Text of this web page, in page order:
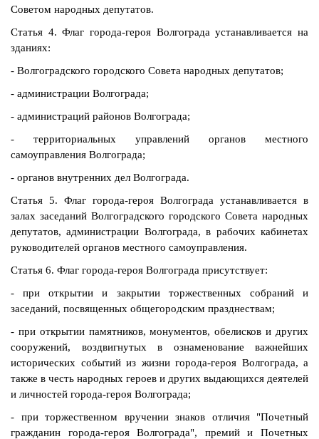
Советом народных депутатов.
Статья 4. Флаг города-героя Волгограда устанавливается на
зданиях:
- Волгоградского городского Совета народных депутатов;
- администрации Волгограда;
- администраций районов Волгограда;
- территориальных управлений органов местного
самоуправления Волгограда;
- органов внутренних дел Волгограда.
Статья 5. Флаг города-героя Волгограда устанавливается в
залах заседаний Волгоградского городского Совета народных
депутатов, администрации Волгограда, в рабочих кабинетах
руководителей органов местного самоуправления.
Статья 6. Флаг города-героя Волгограда присутствует:
- при открытии и закрытии торжественных собраний и
заседаний, посвященных общегородским празднествам;
- при открытии памятников, монументов, обелисков и других
сооружений, воздвигнутых в ознаменование важнейших
исторических событий из жизни города-героя Волгограда, а
также в честь народных героев и других выдающихся деятелей
и личностей города-героя Волгограда;
- при торжественном вручении знаков отличия "Почетный
гражданин города-героя Волгограда", премий и Почетных